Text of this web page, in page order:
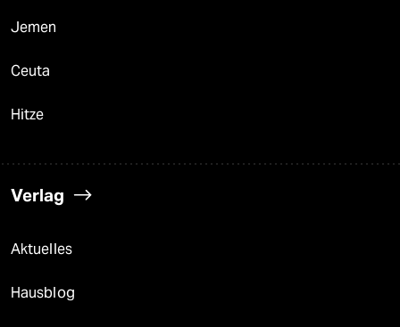
Jemen
Ceuta
Hitze
Verlag
Aktuelles
Hausblog